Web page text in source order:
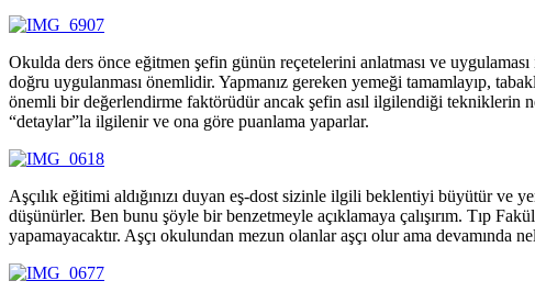
Okulda ders önce eğitmen şefin günün reçetelerini anlatması ve
doğru uygulanması önemlidir. Yapmanız gereken yemeği tamamlayıp,
önemli bir değerlendirme faktörüdür ancak şefin asıl ilgilendiği tekniklerin
“detaylar”la ilgilenir ve ona göre puanlama yaparlar.
Aşçılık eğitimi aldığınızı duyan eş-dost sizinle ilgili beklentiyi büyütür ve
düşünürler. Ben bunu şöyle bir benzetmeyle açıklamaya çalışırım. Tıp
yapamayacaktır. Aşçı okulundan mezun olanlar aşçı olur ama devamında